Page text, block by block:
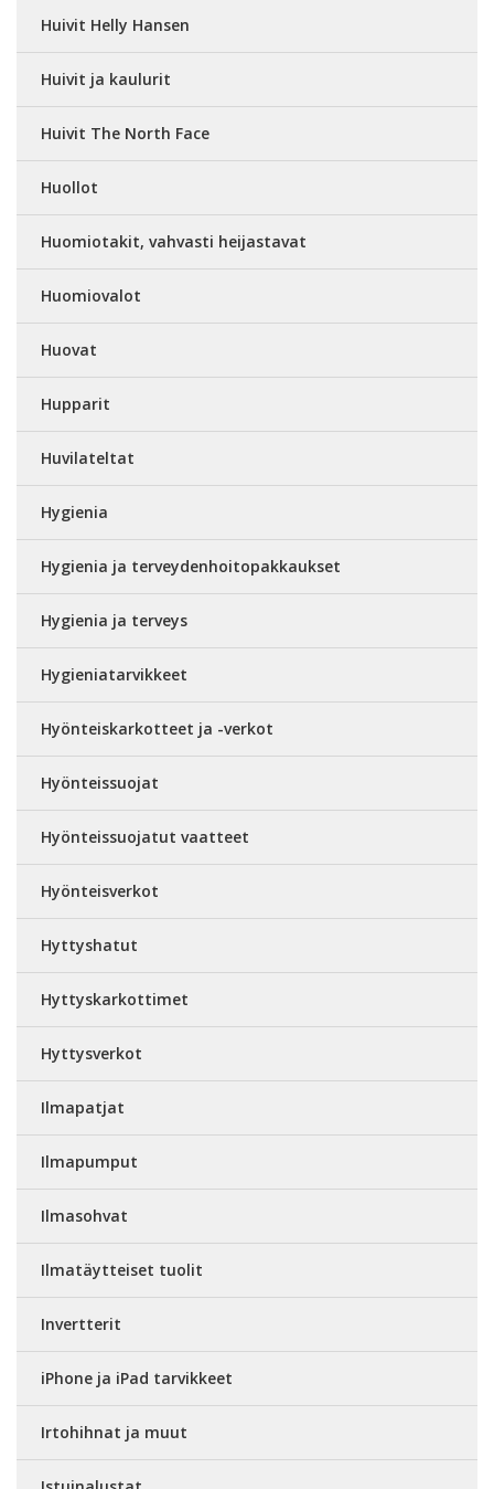
Huivit Helly Hansen
Huivit ja kaulurit
Huivit The North Face
Huollot
Huomiotakit, vahvasti heijastavat
Huomiovalot
Huovat
Hupparit
Huvilateltat
Hygienia
Hygienia ja terveydenhoitopakkaukset
Hygienia ja terveys
Hygieniatarvikkeet
Hyönteiskarkotteet ja -verkot
Hyönteissuojat
Hyönteissuojatut vaatteet
Hyönteisverkot
Hyttyshatut
Hyttyskarkottimet
Hyttysverkot
Ilmapatjat
Ilmapumput
Ilmasohvat
Ilmatäytteiset tuolit
Invertterit
iPhone ja iPad tarvikkeet
Irtohihnat ja muut